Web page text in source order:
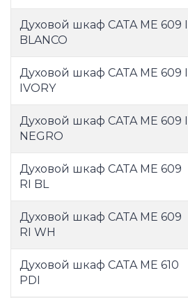
Духовой шкаф CATA ME 609 I
BLANCO
Духовой шкаф CATA ME 609 I
IVORY
Духовой шкаф CATA ME 609 I
NEGRO
Духовой шкаф CATA ME 609
RI BL
Духовой шкаф CATA ME 609
RI WH
Духовой шкаф CATA ME 610
PDI